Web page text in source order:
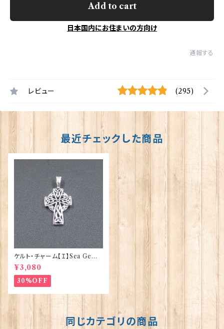
Add to cart
日本国内にお住まいの方向け
通報する
レビュー (295)
最近チェックした商品
ケルト・チャーム【Ｉ】Sea Gems
30054
¥3,080
30%OFF
同じカテゴリの商品